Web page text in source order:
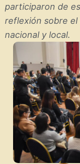
participaron de
reflexión sobre el
nacional y local.